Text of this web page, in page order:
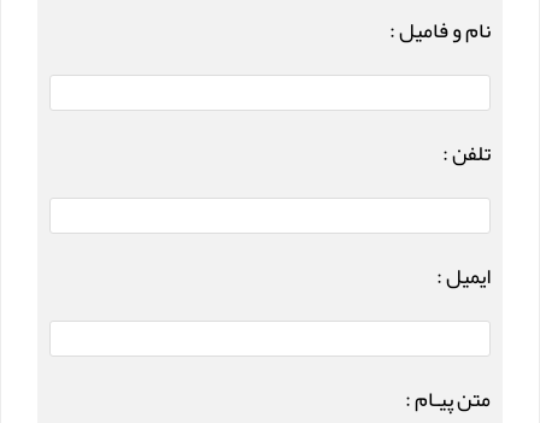
نام و فامیل :
تلفن :
ایمیل :
متن پیـام :